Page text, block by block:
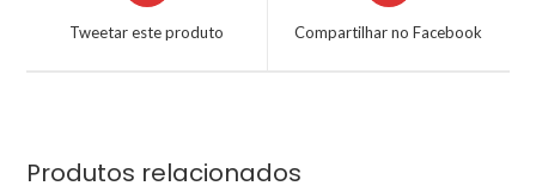
Tweetar este produto Compartilhar no Facebook
Produtos relacionados